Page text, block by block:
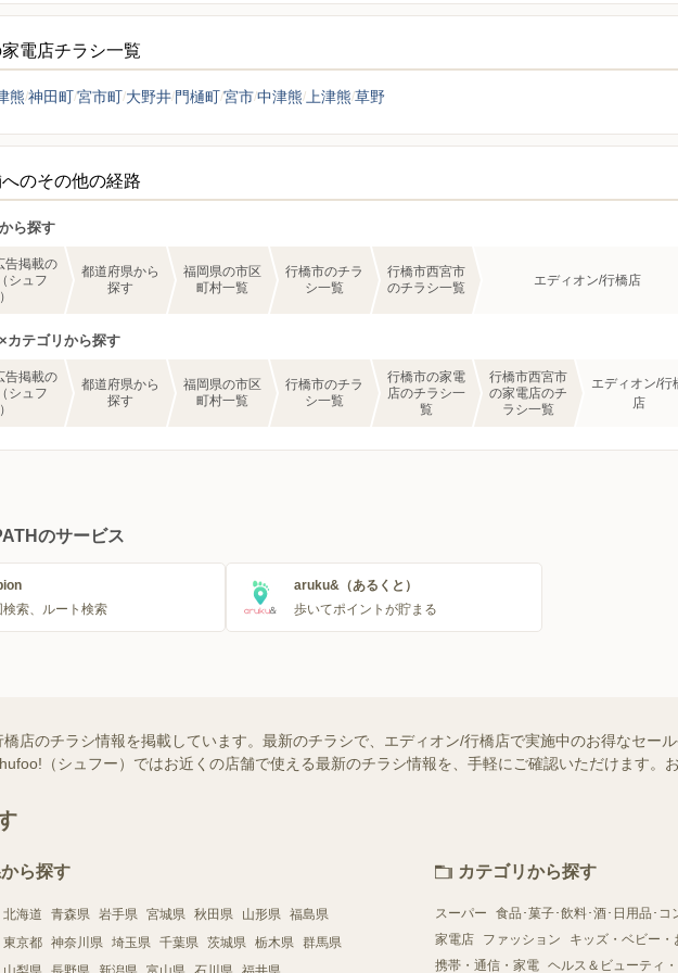
電店チラシ一覧
熊 神田町宮市町 大野井 門樋町宮市中津熊 上津熊 草野
のその他の経路
ら探す
告掲載の
シュフ
都道府県から
探す
福岡県の市区
町村一覧
行橋市のチラ
シ一覧
行橋市西宮市
のチラシ一覧
エディオン/行橋店
カテゴリから探す
告掲載の
シュフ
都道府県から
探す
福岡県の市区
町村一覧
行橋市のチラ
シ一覧
行橋市の家電
店のチラシ一
覧
行橋市西宮市
の家電店のチ
ラシ一覧
エディオン/行
店
のサービス
検索、ルート検索
aruku&（あるくと）
歩いてポイントが貯まる
橋店のチラシ情報を掲載しています。最新のチラシで、エディオン/行橋店で実施中のお得なセー
（シュフー）ではお近くの店舗で使える最新のチラシ情報を、手軽にご確認いただけます。
ら探す
北海道 青森県 岩手県 宮城県 秋田県 山形県 福島県
東京都 神奈川県 埼玉県 千葉県 茨城県 栃木県 群馬県
カテゴリから探す
スーパー
食品･菓子･飲料･酒･日用品･コ
家電店
ファッション
キッズ・ベビー・
携帯・通信・家電 ヘルス＆ビューティ